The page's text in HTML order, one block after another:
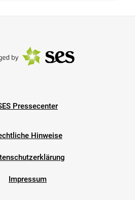
Pressecenter
Hinweise
Impressum